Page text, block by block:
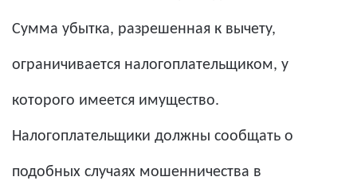
Сумма убытка, разрешенная к вычету,
ограничивается налогоплательщиком, у
которого имеется имущество.
Налогоплательщики должны сообщать о
подобных случаях мошенничества в